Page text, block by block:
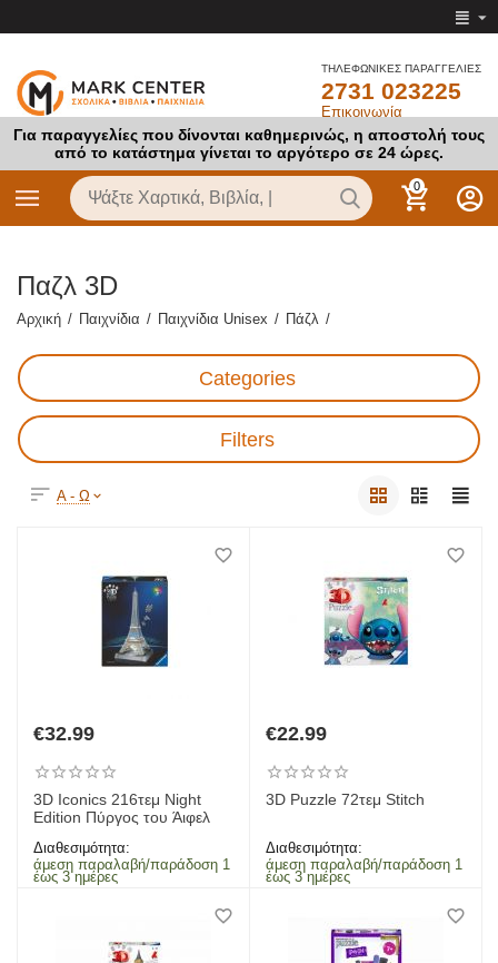
ΤΗΛΕΦΩΝΙΚΕΣ ΠΑΡΑΓΓΕΛΙΕΣ
2731 023225
Επικοινωνία
Για παραγγελίες που δίνονται καθημερινώς, η αποστολή τους
από το κατάστημα γίνεται το αργότερο σε 24 ώρες.
0
Παζλ 3D
Αρχική / Παιχνίδια / Παιχνίδια Unisex / Πάζλ /
Categories
Filters
Α - Ω
€32.99
3D Iconics 216τεμ Night
Edition Πύργος του Άιφελ
Διαθεσιμότητα:
άμεση παραλαβή/παράδοση 1
έως 3 ημέρες
€22.99
3D Puzzle 72τεμ Stitch
Διαθεσιμότητα:
άμεση παραλαβή/παράδοση 1
έως 3 ημέρες